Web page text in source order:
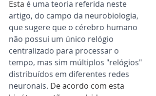
Esta é uma teoria referida neste
artigo, do campo da neurobiologia,
que sugere que o cérebro humano
não possui um único relógio
centralizado para processar o
tempo, mas sim múltiplos "relógios"
distribuídos em diferentes redes
neuronais. De acordo com esta